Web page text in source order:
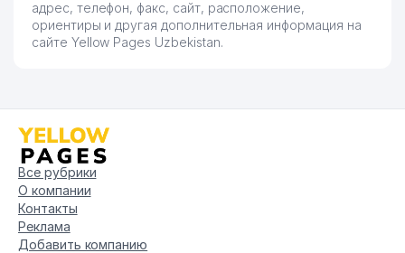
адрес, телефон, факс, сайт, расположение,
ориентиры и другая дополнительная информация на
сайте Yellow Pages Uzbekistan.
Все рубрики
О компании
Контакты
Реклама
Добавить компанию